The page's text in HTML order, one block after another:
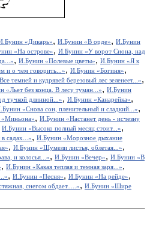
«Дикарь», И.Бунин «В орде», И.Бунин
«На острове», И.Бунин «У ворот Сиона, над
, И.Бунин «Полевые цветы», И.Бунин «Я к
и о чем говорить...», И.Бунин «Богиня»,
темней и кудрявей березовый лес зеленеет...»,
«Льет без конца. В лесу туман...», И.Бунин
тучкой длинной...», И.Бунин «Канарейка»,
«Снова сон, пленительный и сладкий...»,
, И.Бунин «Настанет день - исчезну
И.Бунин «Высоко полный месяц стоит...»,
садах...», И.Бунин «Морозное дыхание
, И.Бунин «Шумели листья, облетая...»,
и колосья...», И.Бунин «Вечер», И.Бунин «В
, И.Бунин «Какая теплая и темная заря...»,
, И.Бунин «Песня», И.Бунин «На рейде»,
снегом обдает.....», И.Бунин «Шире